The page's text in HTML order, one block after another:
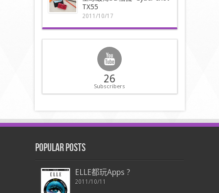
TX55
2011/10/17
26
Subscribers
Popular Posts
ELLE都玩Apps ?
2011/10/11